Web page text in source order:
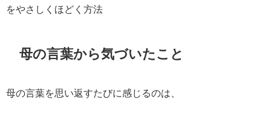
をやさしくほどく方法
母の言葉から気づいたこと
母の言葉を思い返すたびに感じるのは、